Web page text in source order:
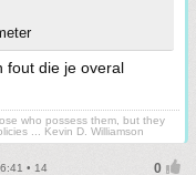
fout die je overal
who possess them, but they
... Kevin D. Williamson
• 14